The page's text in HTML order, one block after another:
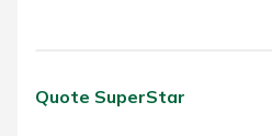
Quote SuperStar